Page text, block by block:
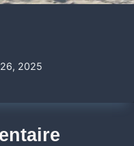
2025